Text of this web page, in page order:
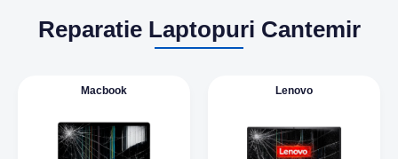
Reparatie Laptopuri Cantemir
Macbook Lenovo